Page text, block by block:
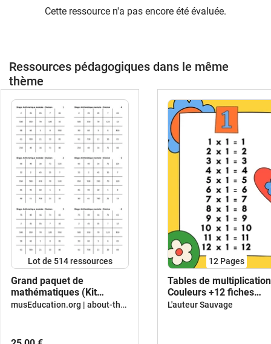
Cette ressource n'a pas encore été évaluée.
Ressources pédagogiques dans le même
thème
Lot de 514 ressources
Grand paquet de
mathématiques (Kit
pédagogique)
musEducation.org | about-the-world.org
12 Pages
Tables de multiplication
Couleurs +12 fiches
d'activités
L'auteur Sauvage